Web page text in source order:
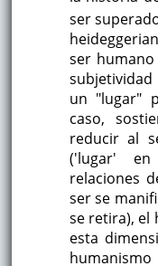
ser
ser
un "lugar"
caso,
reducir al
('lugar'
relaciones
ser se
se retira), el
esta